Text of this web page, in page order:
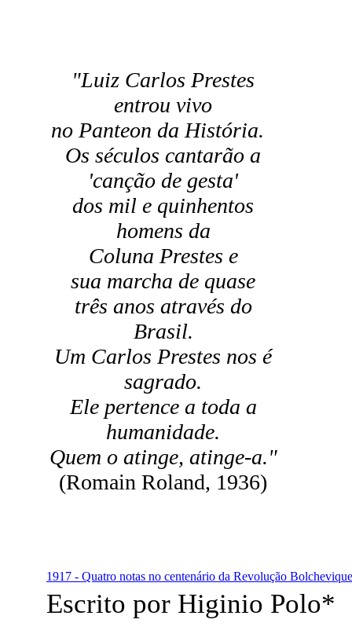
"Luiz Carlos Prestes
entrou vivo
no Panteon da História.
Os séculos cantarão a
'canção de gesta'
dos mil e quinhentos
homens da
Coluna Prestes e
sua marcha de quase
três anos através do
Brasil.
Um Carlos Prestes nos é
sagrado.
Ele pertence a toda a
humanidade.
Quem o atinge, atinge-a."
(Romain Roland, 1936)
1917 - Quatro notas no centenário da Revolução Bolchevique
Escrito por Higinio Polo*